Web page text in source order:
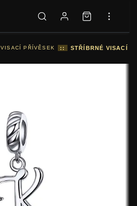
VISACÍ PŘÍVĚSEK :: STŘÍBRNÉ VISACÍ